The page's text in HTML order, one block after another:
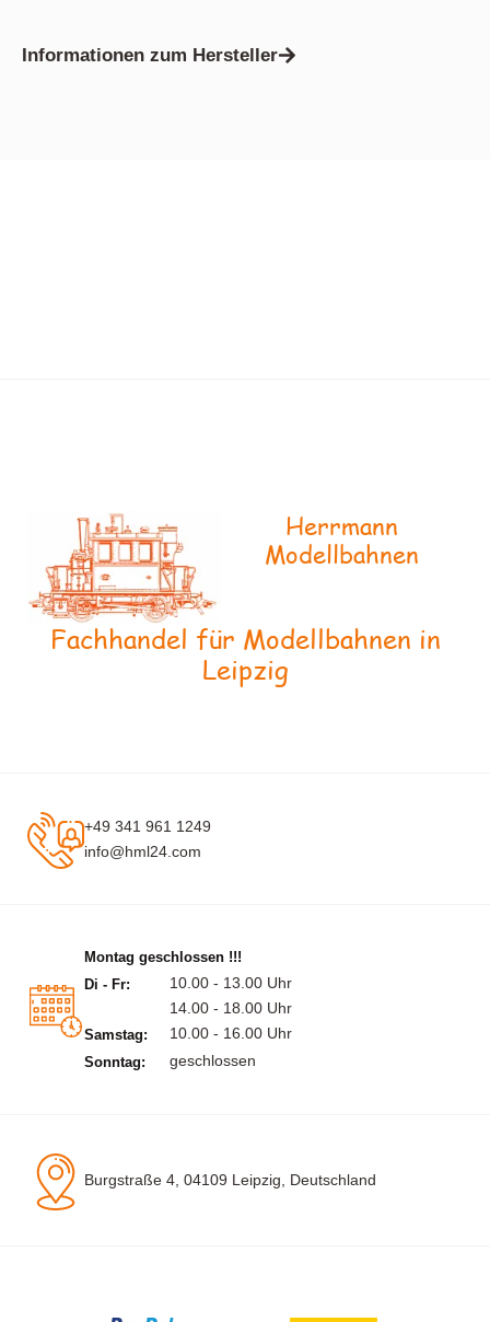
Informationen zum Hersteller
Herrmann
Modellbahnen
Fachhandel für Modellbahnen in
Leipzig
+49 341 961 1249
info@hml24.com
Montag geschlossen !!!
Di - Fr:
10.00 - 13.00 Uhr
14.00 - 18.00 Uhr
Samstag: 10.00 - 16.00 Uhr
Sonntag: geschlossen
Burgstraße 4, 04109 Leipzig, Deutschland